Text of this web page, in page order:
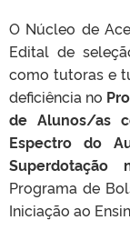
O Núcleo de
Edital de
como tutoras e
deficiência no
de Alunos/as
Espectro do
Superdotação
Programa de
Iniciação ao